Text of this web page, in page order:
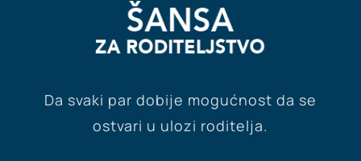
Da svaki par dobije mogućnost da se
ostvari u ulozi roditelja.